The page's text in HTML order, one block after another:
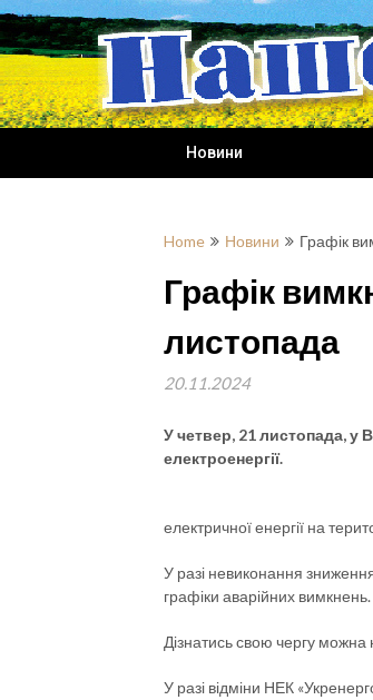
Skip
to
content
Новини
Home Новини Графік
Графік
листопада
20.11.2024
У четвер, 21 листопада, у
електроенергії.
електричної енергії на
У разі невиконання
графіки аварійних вимкнень.
Дізнатись свою чергу можна
У разі відміни НЕК